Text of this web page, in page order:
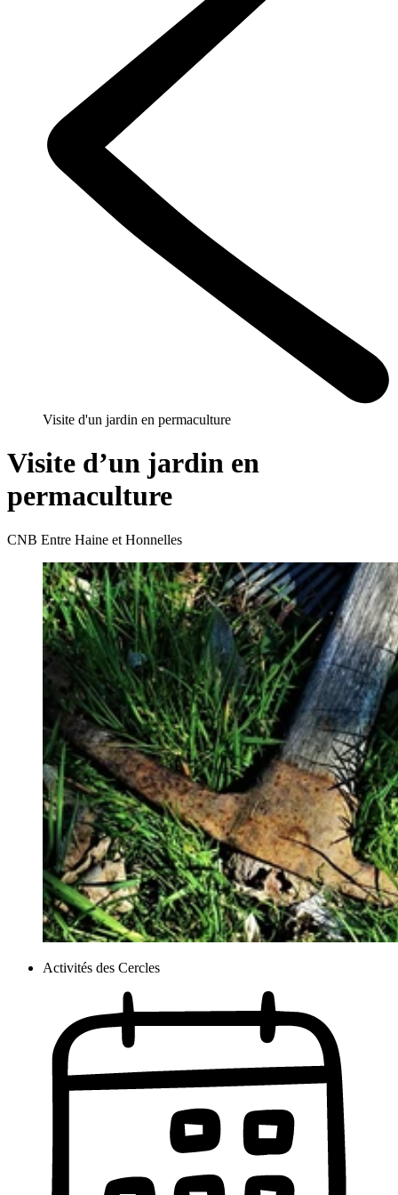
Visite d'un jardin en permaculture
Visite d’un jardin en
permaculture
CNB Entre Haine et Honnelles
Activités des Cercles